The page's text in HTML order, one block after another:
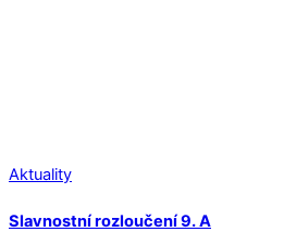
Aktuality
Slavnostní rozloučení 9. A